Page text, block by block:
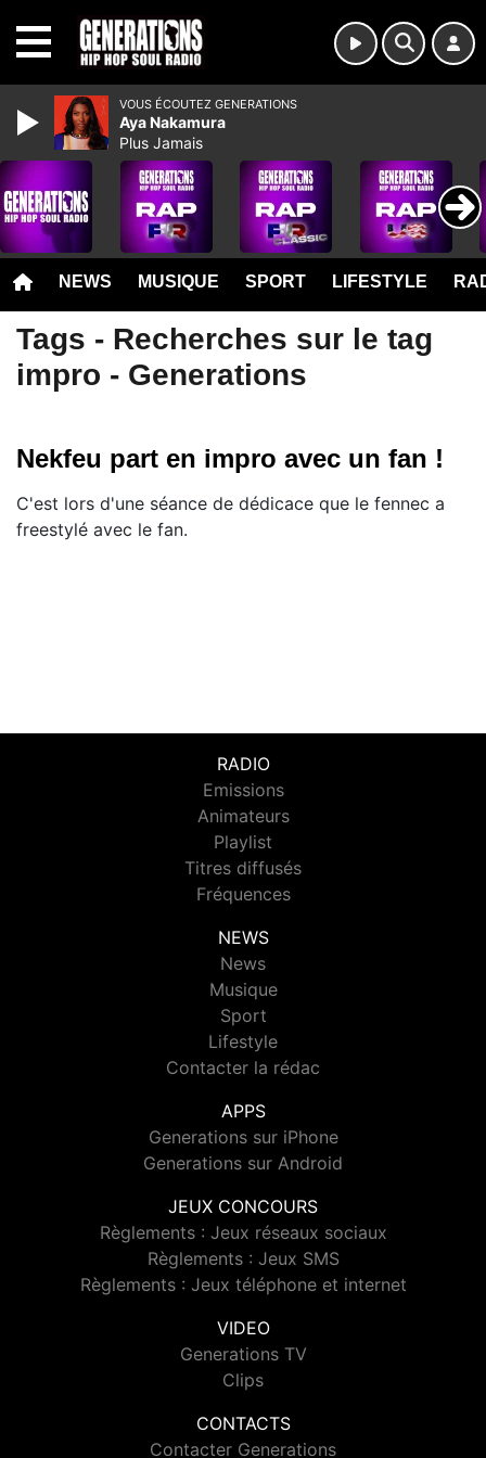
NEWS MUSIQUE SPORT LIFESTYLE
Tags - Recherches sur le tag
impro - Generations
Nekfeu part en impro avec un fan !
C'est lors d'une séance de dédicace que le fennec a
freestylé avec le fan.
RADIO
Emissions
Animateurs
Playlist
Titres diffusés
Fréquences
NEWS
News
Musique
Sport
Lifestyle
Contacter la rédac
APPS
Generations sur iPhone
Generations sur Android
JEUX CONCOURS
Règlements : Jeux réseaux sociaux
Règlements : Jeux SMS
Règlements : Jeux téléphone et internet
VIDEO
Generations TV
Clips
CONTACTS
Contacter Generations
VOUS ÉCOUTEZ GENERATIONS
Aya Nakamura
Plus Jamais